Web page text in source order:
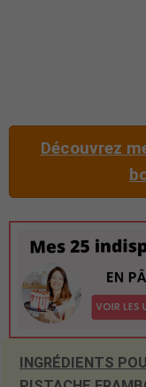
Découvrez
INGRÉDIENTS